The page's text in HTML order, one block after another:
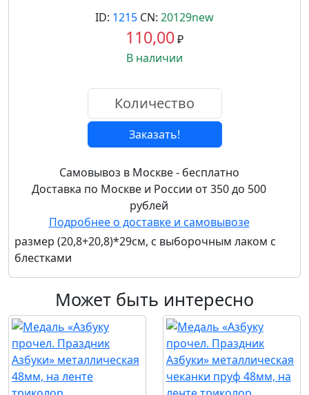
ID: 1215 CN: 20129new
110,00₽
В наличии
Заказать!
Самовывоз в Москве - бесплатно
Доставка по Москве и России от 350 до 500
рублей
Подробнее о доставке и самовывозе
размер (20,8+20,8)*29см, с выборочным лаком с
блестками
Может быть интересно